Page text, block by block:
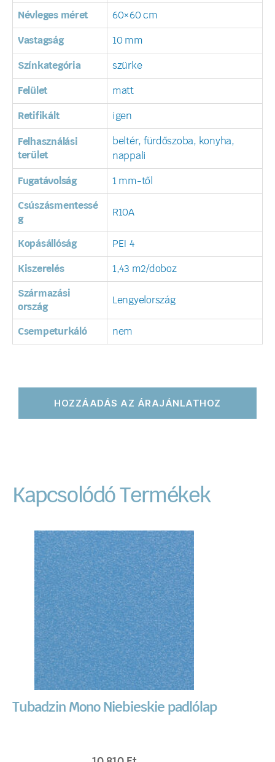
Névleges méret 60×60 cm
Vastagság 10 mm
Színkategória szürke
Felület matt
Retifikált igen
Felhasználási
terület
beltér, fürdőszoba, konyha,
nappali
Fugatávolság 1 mm-től
Csúszásmentessé
g
R10A
Kopásállóság PEI 4
Kiszerelés 1,43 m2/doboz
Származási
ország
Lengyelország
Csempeturkáló nem
HOZZÁADÁS AZ ÁRAJÁNLATHOZ
Kapcsolódó Termékek
Tubadzin Mono Niebieskie padlólap